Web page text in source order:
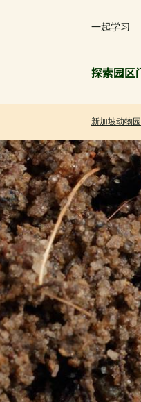
一起学习
探索园区
新加坡动物园